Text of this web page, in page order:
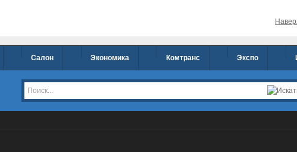
Салон Экономика Комтранс Экспо